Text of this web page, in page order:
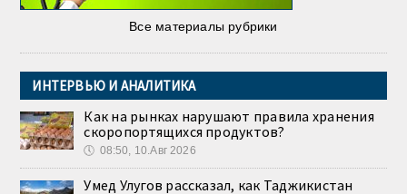
Все материалы рубрики
ИНТЕРВЬЮ И АНАЛИТИКА
Как на рынках нарушают правила хранения
скоропортящихся продуктов?
🕔 08:50, 10.Авг 2026
Умед Улугов рассказал, как Таджикистан